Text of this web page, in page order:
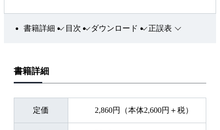
書籍詳細 目次 ダウンロード 正誤表
書籍詳細
定価 2,860円（本体2,600円＋税）